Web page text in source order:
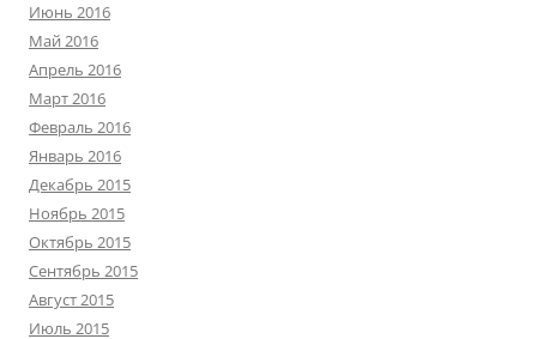
Июнь 2016
Май 2016
Апрель 2016
Март 2016
Февраль 2016
Январь 2016
Декабрь 2015
Ноябрь 2015
Октябрь 2015
Сентябрь 2015
Август 2015
Июль 2015